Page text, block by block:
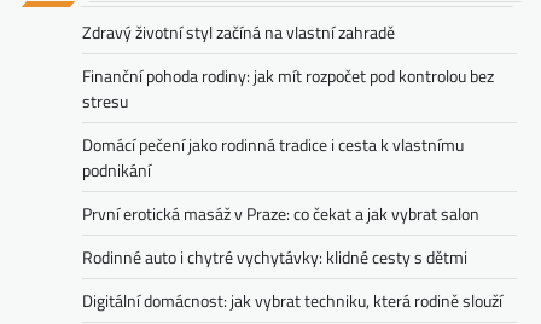
Zdravý životní styl začíná na vlastní zahradě
Finanční pohoda rodiny: jak mít rozpočet pod kontrolou bez
stresu
Domácí pečení jako rodinná tradice i cesta k vlastnímu
podnikání
První erotická masáž v Praze: co čekat a jak vybrat salon
Rodinné auto i chytré vychytávky: klidné cesty s dětmi
Digitální domácnost: jak vybrat techniku, která rodině slouží